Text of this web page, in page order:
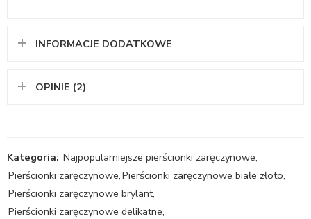
INFORMACJE DODATKOWE
OPINIE (2)
Kategoria: Najpopularniejsze pierścionki zaręczynowe,
Pierścionki zaręczynowe,Pierścionki zaręczynowe białe złoto,
Pierścionki zaręczynowe brylant,
Pierścionki zaręczynowe delikatne,